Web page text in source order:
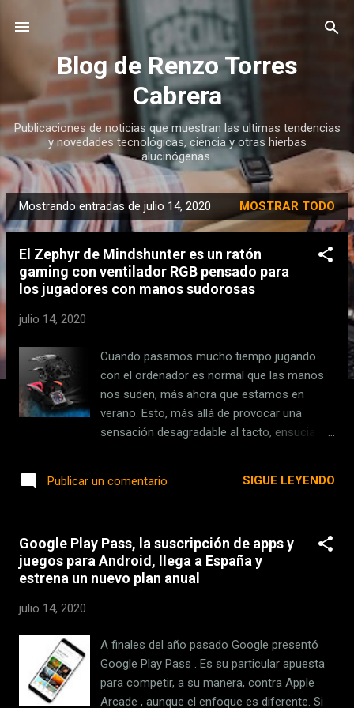
Ir al contenido principal
Blog de Renzo Torres
Cabrera
Publicaciones de noticias que muestran las ultimas tendencias
y novedades tecnológicas, ciencia y otras hierbas
alucinógenas.
E
n
Mostrando entradas de julio 14, 2020 MOSTRAR TODO
El Zephyr de Mindshunter es un ratón
gaming con ventilador RGB pensado para
los jugadores con manos sudorosas
julio 14, 2020
Cuando pasamos mucho tiempo jugando
con el ordenador es normal que las manos
nos suden, más ahora que estamos en
verano. Esto, más allá de provocar una
sensación desagradable al tacto, ensucia el
objetivo no es otro que evitar que las manos
del que hablaremos en mayor profundidad
en los siguientes párrafos, la compañía
asegura que su estructura agujerada es
encuentra ahora mismo en fase de
preproducción y se lanzará en Kickstarter el
22 de julio , por lo que habrá que ver si
consigue financiación y, de conseguirla, si
Publicar un comentario SIGUE LEYENDO
Google Play Pass, la suscripción de apps y
juegos para Android, llega a España y
estrena un nuevo plan anual
julio 14, 2020
A finales del año pasado Google presentó
Google Play Pass . Es su particular apuesta
para competir, a su manera, contra Apple
Arcade , aunque el enfoque es diferente. Si